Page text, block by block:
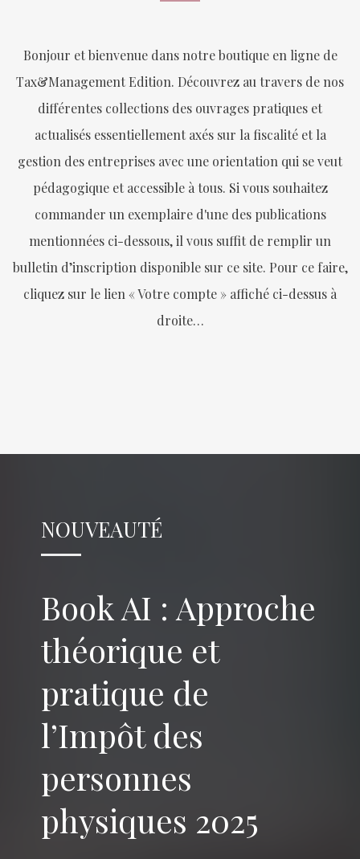
Bonjour et bienvenue dans notre boutique en ligne de
Tax&Management Edition. Découvrez au travers de nos
différentes collections des ouvrages pratiques et
actualisés essentiellement axés sur la fiscalité et la
gestion des entreprises avec une orientation qui se veut
pédagogique et accessible à tous. Si vous souhaitez
commander un exemplaire d'une des publications
mentionnées ci-dessous, il vous suffit de remplir un
bulletin d’inscription disponible sur ce site. Pour ce faire,
cliquez sur le lien « Votre compte » affiché ci-dessus à
droite…
NOUVEAUTÉ
Book AI : Approche
théorique et
pratique de
l’Impôt des
personnes
physiques 2025